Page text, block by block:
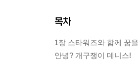
목차
1장 스타워즈와 함께 꿈을
안녕? 개구쟁이 데니스!